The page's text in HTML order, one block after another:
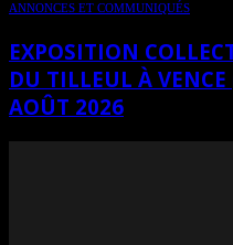
ANNONCES ET COMMUNIQUÉS
EXPOSITION
DU TILLEUL À
AOÛT 2026